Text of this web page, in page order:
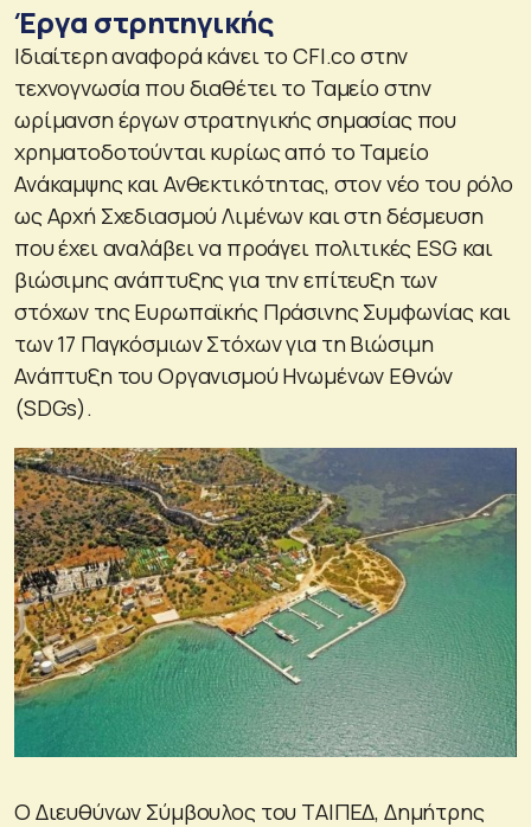
Έργα στρητηγικής
Ιδιαίτερη αναφορά κάνει το CFI.co στην
τεχνογνωσία που διαθέτει το Ταμείο στην
ωρίμανση έργων στρατηγικής σημασίας που
χρηματοδοτούνται κυρίως από το Ταμείο
Ανάκαμψης και Ανθεκτικότητας, στον νέο του ρόλο
ως Αρχή Σχεδιασμού Λιμένων και στη δέσμευση
που έχει αναλάβει να προάγει πολιτικές ESG και
βιώσιμης ανάπτυξης για την επίτευξη των
στόχων της Ευρωπαϊκής Πράσινης Συμφωνίας και
των 17 Παγκόσμιων Στόχων για τη Βιώσιμη
Ανάπτυξη του Οργανισμού Ηνωμένων Εθνών
(SDGs).
Ο Διευθύνων Σύμβουλος του ΤΑΙΠΕΔ, Δημήτρης